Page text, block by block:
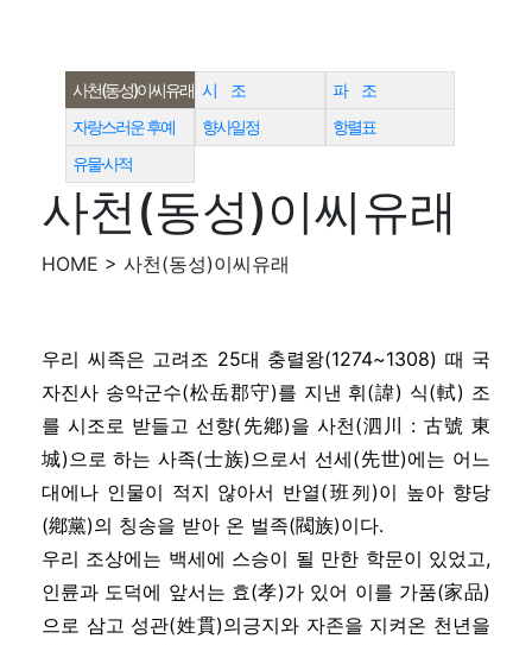
사천(동성)이씨유래 시 조
파 조
자랑스러운 후예
향사일정
항렬표
유물·사적
사천(동성)이씨유래
HOME > 사천(동성)이씨유래
우리 씨족은 고려조 25대 충렬왕(1274~1308) 때 국
자진사 송악군수(松岳郡守)를 지낸 휘(諱) 식(軾) 조
를 시조로 받들고 선향(先鄕)을 사천(泗川 : 古號 東
城)으로 하는 사족(士族)으로서 선세(先世)에는 어느
대에나 인물이 적지 않아서 반열(班列)이 높아 향당
(鄕黨)의 칭송을 받아 온 벌족(閥族)이다.
우리 조상에는 백세에 스승이 될 만한 학문이 있었고,
인륜과 도덕에 앞서는 효(孝)가 있어 이를 가품(家品)
으로 삼고 성관(姓貫)의긍지와 자존을 지켜온 천년을